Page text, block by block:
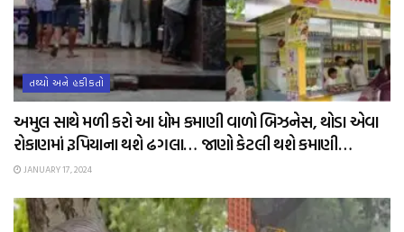
તથ્યો અને હકીકતો
અમુલ સાથે મળી કરો આ ધોમ કમાણી વાળો બિઝનેસ, થોડા એવા
રોકાણમાં રૂપિયાના થશે ઢગલા… જાણો કેટલી થશે કમાણી…
JANUARY 17, 2024